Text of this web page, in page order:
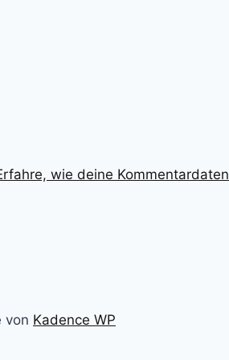
wie deine Kommentardaten
von Kadence WP